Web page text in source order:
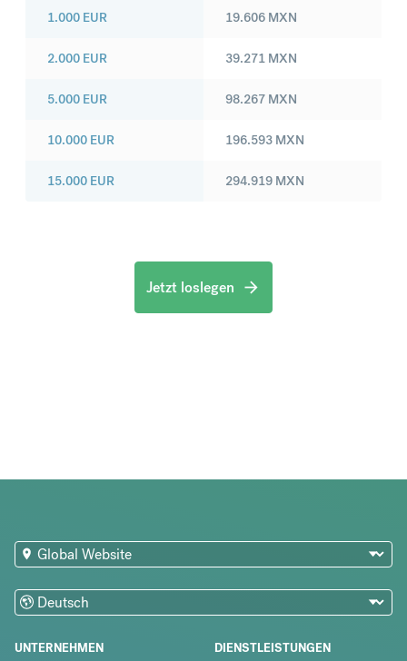
1.000 EUR
2.000 EUR
5.000 EUR
10.000 EUR
15.000 EUR
19.606 MXN
39.271 MXN
98.267 MXN
196.593 MXN
294.919 MXN
Jetzt loslegen
UNTERNEHMEN DIENSTLEISTUNGEN